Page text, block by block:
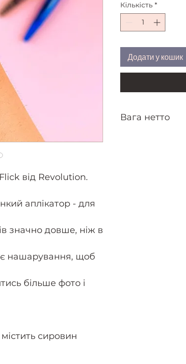
від Revolution.
аплікатор - для
значно довше, ніж в
нашарування, щоб
більше фото і
сировин
Кількість *
Додати у кошик
Вага нетто